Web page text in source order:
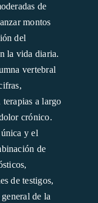
de
montos
del
la vida diaria.
vertebral
a largo
crónico.
y el
de
de testigos,
de la